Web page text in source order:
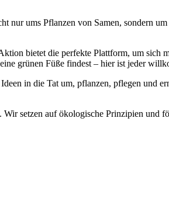
ums Pflanzen von Samen, sondern
bietet die perfekte Plattform, um sich
grünen Füße findest – hier ist jeder
in die Tat um, pflanzen, pflegen und
setzen auf ökologische Prinzipien und